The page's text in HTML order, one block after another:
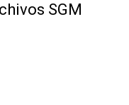
SGM